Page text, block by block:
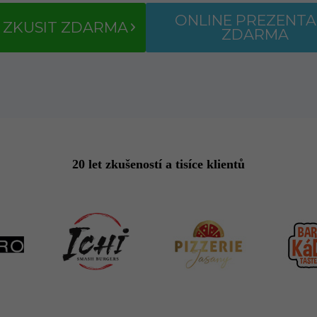
ZKUSIT ZDARMA
ONLINE
ZDARMA
20 let zkušeností a tisíce klientů